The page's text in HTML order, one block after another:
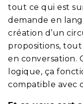
tout ce qui est
demande en
création d’un
propositions,
en conversation.
logique, ça
compatible avec